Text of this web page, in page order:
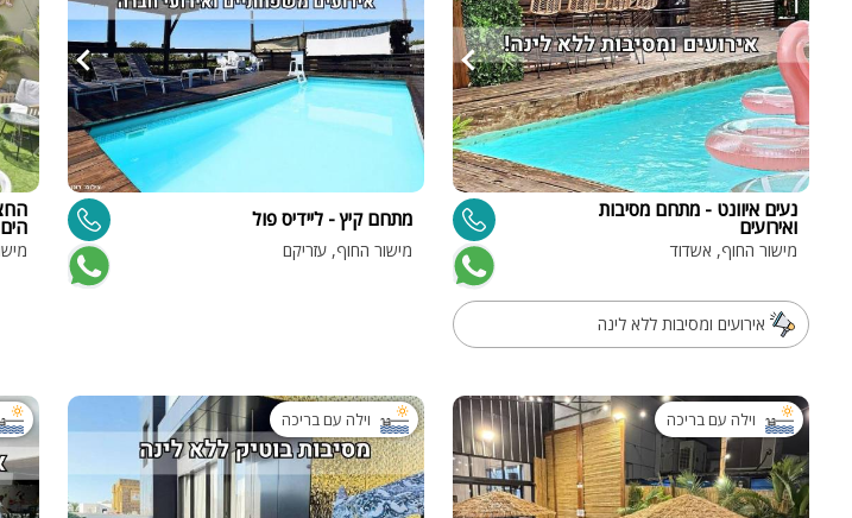
נעים איוונט - מתחם מסיבות
ואירועים
מישור החוף, אשדוד
אירועים ומסיבות ללא לינה
מתחם קיץ - ליידיס פול
מישור החוף, עזריקם
הים
וילה עם בריכה וילה עם בריכה